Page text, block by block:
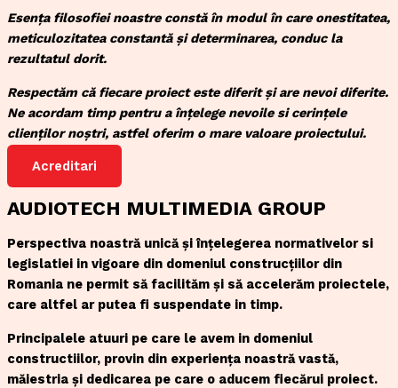
Esența filosofiei noastre constă în modul în care onestitatea,
meticulozitatea constantă și determinarea, conduc la
rezultatul dorit.
Respectăm că fiecare proiect este diferit și are nevoi diferite.
Ne acordam timp pentru a înțelege nevoile si cerințele
clienților noștri, astfel oferim o mare valoare proiectului.
Acreditari
AUDIOTECH MULTIMEDIA GROUP
Perspectiva noastră unică și înțelegerea normativelor si
legislatiei in vigoare din domeniul construcțiilor din
Romania ne permit să facilităm și să accelerăm proiectele,
care altfel ar putea fi suspendate in timp.
Principalele atuuri pe care le avem in domeniul
constructiilor, provin din experiența noastră vastă,
măiestria și dedicarea pe care o aducem fiecărui proiect.